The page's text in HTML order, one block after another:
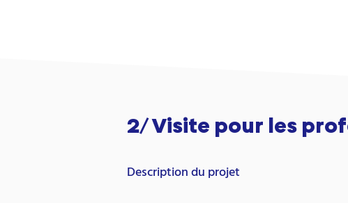
2/ Visite pour les
Description du projet